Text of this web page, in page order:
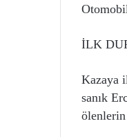
İLK
Kazaya
sanık